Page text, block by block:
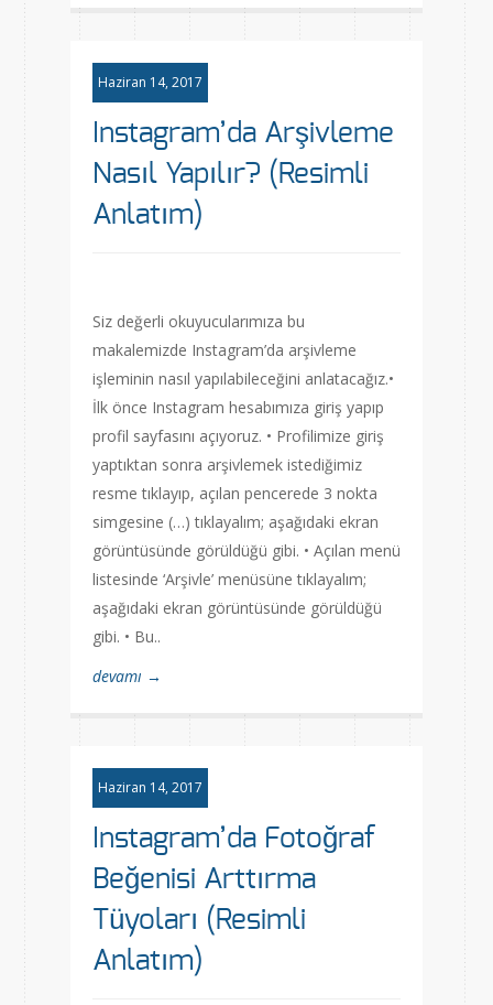
Haziran 14, 2017
Instagram’da Arşivleme
Nasıl Yapılır? (Resimli
Anlatım)
Siz değerli okuyucularımıza bu
makalemizde Instagram’da arşivleme
işleminin nasıl yapılabileceğini anlatacağız.•
İlk önce Instagram hesabımıza giriş yapıp
profil sayfasını açıyoruz. • Profilimize giriş
yaptıktan sonra arşivlemek istediğimiz
resme tıklayıp, açılan pencerede 3 nokta
simgesine (…) tıklayalım; aşağıdaki ekran
görüntüsünde görüldüğü gibi. • Açılan menü
listesinde ‘Arşivle’ menüsüne tıklayalım;
aşağıdaki ekran görüntüsünde görüldüğü
gibi. • Bu..
devamı →
Haziran 14, 2017
Instagram’da Fotoğraf
Beğenisi Arttırma
Tüyoları (Resimli
Anlatım)